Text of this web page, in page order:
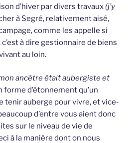
d’hiver par divers travaux (j’y
à Segré, relativement aisé,
comme les appelle si
à dire gestionnaire de biens
au loin.
ancêtre était aubergiste et
forme d’étonnement qu’un
tenir auberge pour vivre, et vice-
d’entre vous aient donc
sur le niveau de vie de
à la manière dont on nous